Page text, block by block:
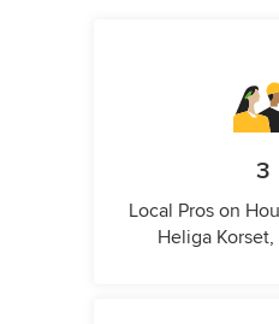
3
Local Pros on
Heliga